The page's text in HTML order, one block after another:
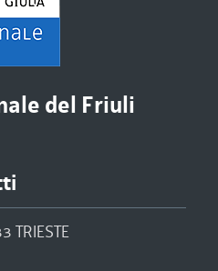
del Friuli
TRIESTE